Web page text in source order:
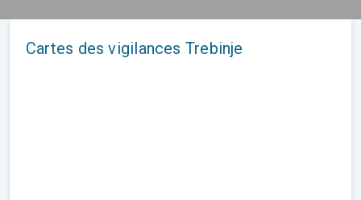
Cartes des vigilances Trebinje